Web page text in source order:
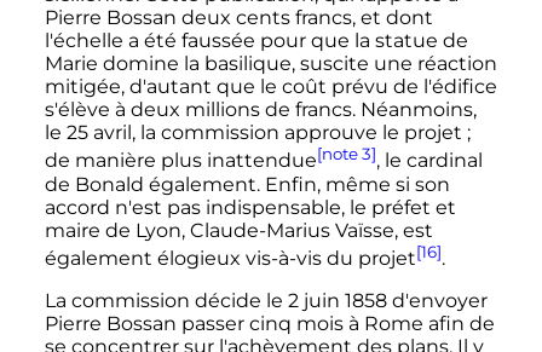
Pierre Bossan deux cents francs, et dont
l'échelle a été faussée pour que la statue de
Marie domine la basilique, suscite une réaction
mitigée, d'autant que le coût prévu de l'édifice
s'élève à deux millions de francs. Néanmoins,
le 25 avril, la commission approuve le projet ;
de manière plus inattendue[note 3], le cardinal
de Bonald également. Enfin, même si son
accord n'est pas indispensable, le préfet et
maire de Lyon, Claude-Marius Vaïsse, est
également élogieux vis-à-vis du projet[16].
La commission décide le 2 juin 1858 d'envoyer
Pierre Bossan passer cinq mois à Rome afin de
se concentrer sur l'achèvement des plans. Il y